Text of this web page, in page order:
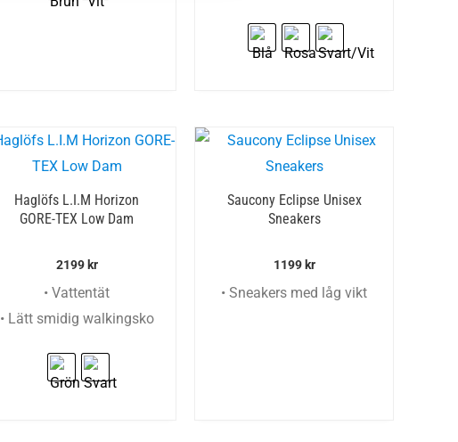
Haglöfs L.I.M Horizon
GORE-TEX Low Dam
2199 kr
• Vattentät
• Lätt smidig walkingsko
Saucony Eclipse Unisex
Sneakers
1199 kr
• Sneakers med låg vikt